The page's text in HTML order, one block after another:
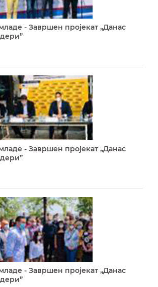
- Завршен пројекат „Данас
- Завршен пројекат „Данас
- Завршен пројекат „Данас